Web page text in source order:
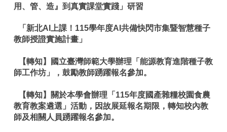
用、管、造』到真實課堂實踐」研習
「新北AI上課！115學年度AI共備快閃市集暨智慧種子
教師授證實施計畫」
【轉知】國立臺灣師範大學辦理「能源教育進階種子教
師工作坊」，鼓勵教師踴躍報名參加。
【轉知】關於本學會辦理「115年度國產雜糧校園食農
教育教案遴選」活動，因故展延報名期限，轉知校內教
師及相關人員踴躍報名參加。